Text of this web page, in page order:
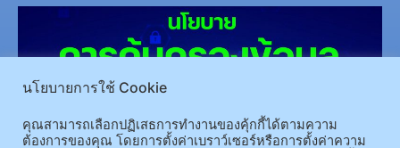
นโยบายการใช้ Cookie
คุณสามารถเลือกปฏิเสธการทำงานของคุ้กกี้ได้ตามความ
ต้องการของคุณ โดยการตั้งค่าเบราว์เซอร์หรือการตั้งค่าความ